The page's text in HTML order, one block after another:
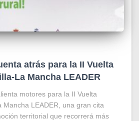
atrás para la II Vuelta
La Mancha LEADER
motores para la II Vuelta
Mancha LEADER, una gran cita
territorial que recorrerá más